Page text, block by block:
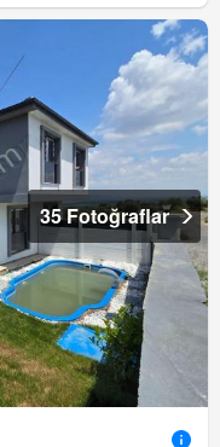
35 Fotoğraflar